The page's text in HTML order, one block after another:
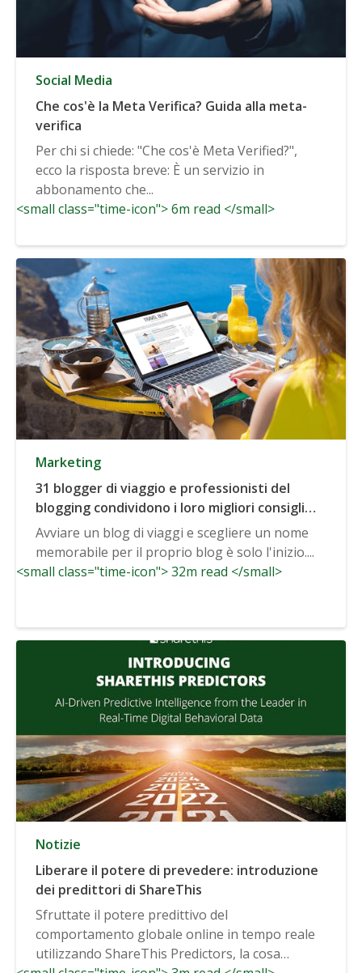
Social Media
Che cos'è la Meta Verifica? Guida alla meta-
verifica
Per chi si chiede: "Che cos'è Meta Verified?",
ecco la risposta breve: È un servizio in
abbonamento che...
<small class="time-icon"> 6m read </small>
Marketing
31 blogger di viaggio e professionisti del
blogging condividono i loro migliori consigli
per far crescere un blog di viaggio
Avviare un blog di viaggi e scegliere un nome
memorabile per il proprio blog è solo l'inizio....
<small class="time-icon"> 32m read </small>
Notizie
Liberare il potere di prevedere: introduzione
dei predittori di ShareThis
Sfruttate il potere predittivo del
comportamento globale online in tempo reale
utilizzando ShareThis Predictors, la cosa